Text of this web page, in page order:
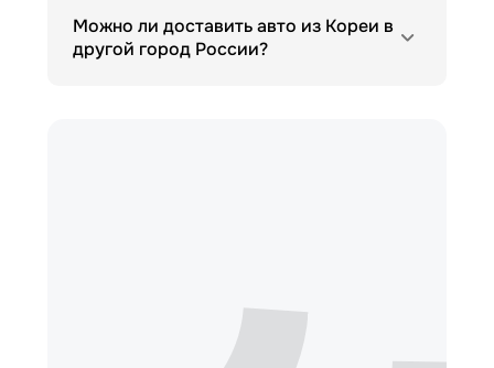
Можно ли доставить авто из Кореи в
другой город России?